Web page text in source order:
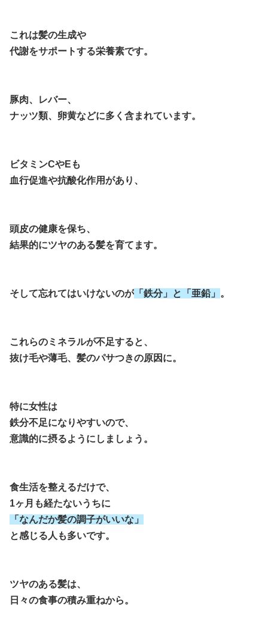
これは髪の生成や
代謝をサポートする栄養素です。
豚肉、レバー、
ナッツ類、卵黄などに多く含まれています。
ビタミンCやEも
血行促進や抗酸化作用があり、
頭皮の健康を保ち、
結果的にツヤのある髪を育てます。
そして忘れてはいけないのが 「鉄分」と「亜鉛」 。
これらのミネラルが不足すると、
抜け毛や薄毛、髪のパサつきの原因に。
特に女性は
鉄分不足になりやすいので、
意識的に摂るようにしましょう。
食生活を整えるだけで、
1ヶ月も経たないうちに
「なんだか髪の調子がいいな」
と感じる人も多いです。
ツヤのある髪は、
日々の食事の積み重ねから。